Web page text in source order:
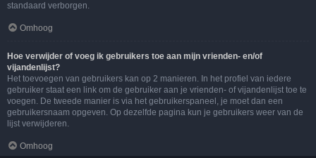
standaard verborgen.
Omhoog
Hoe verwijder of voeg ik gebruikers toe aan mijn vrienden- en/of
vijandenlijst?
Het toevoegen van gebruikers kan op 2 manieren. In het profiel van iedere
gebruiker staat een link om de gebruiker aan je vrienden- of vijandenlijst toe te
voegen. De tweede manier is via het gebruikerspaneel, je moet dan een
gebruikersnaam opgeven. Op dezelfde pagina kun je gebruikers weer van de
lijst verwijderen.
Omhoog